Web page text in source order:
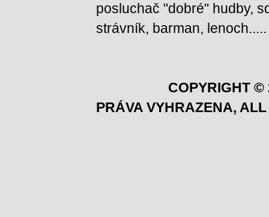
posluchač "dobré" hudby,
strávník, barman, lenoch.....
COPYRIGHT
PRÁVA VYHRAZENA,